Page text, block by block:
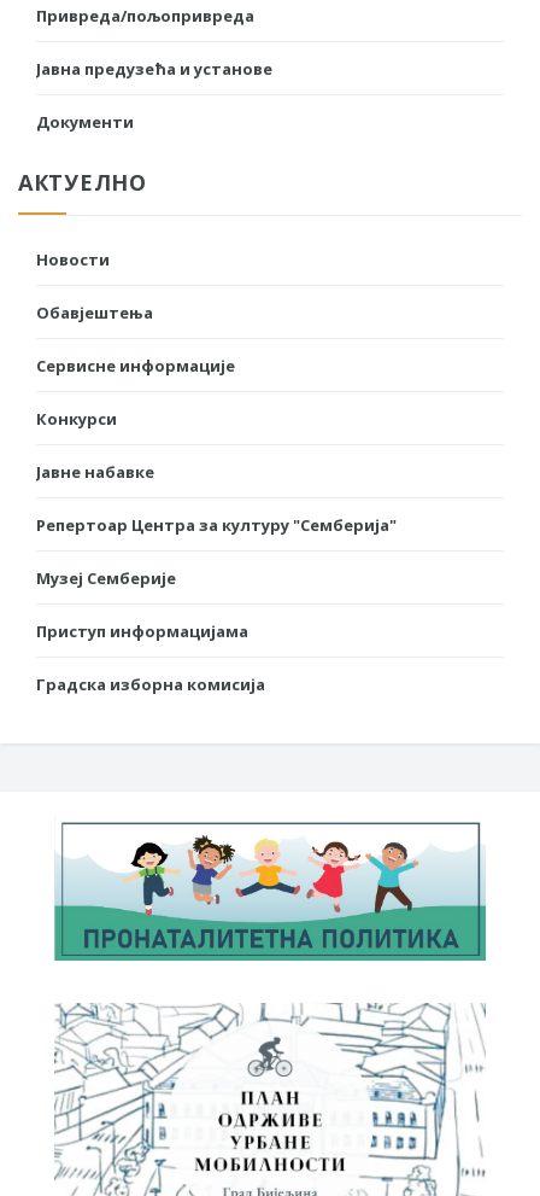
Привреда/пољопривреда
Јавна предузећа и установе
Документи
АКТУЕЛНО
Новости
Обавјештења
Сервисне информације
Конкурси
Јавне набавке
Репертоар Центра за културу "Семберија"
Музеј Семберије
Приступ информацијама
Градска изборна комисија